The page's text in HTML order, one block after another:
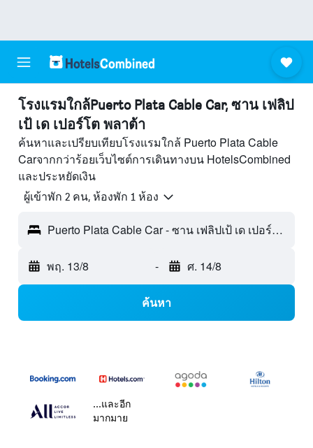
โรงแรมใกล้Puerto Plata Cable Car, ซาน เฟลิป
เป้ เด เปอร์โต พลาต้า
ค้นหาและเปรียบเทียบโรงแรมใกล้ Puerto Plata Cable
Carจากกว่าร้อยเว็บไซต์การเดินทางบน HotelsCombined
และประหยัดเงิน
ผู้เข้าพัก 2 คน, ห้องพัก 1 ห้อง
Puerto Plata Cable Car - ซาน เฟลิปเป้ เด เปอร์โต พลาต้า, สาธารณรัฐโดมินิกัน
พฤ. 13/8 - ศ. 14/8
ค้นหา
...และอีก
มากมาย